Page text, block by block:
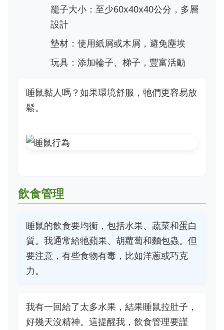
籠子大小：至少60x40x40公分，多層
設計
墊材：使用紙屑或木屑，避免塵埃
玩具：添加輪子、梯子，豐富活動
睡鼠黏人嗎？如果環境舒服，牠們更容易放
鬆。
飲食管理
睡鼠的飲食要均衡，包括水果、蔬菜和蛋白
質。我通常給牠蘋果、胡蘿蔔和麵包蟲。但
要注意，有些食物有毒，比如洋蔥或巧克
力。
我有一回給了太多水果，結果睡鼠拉肚子，
好幾天沒精神。這提醒我，飲食管理要謹